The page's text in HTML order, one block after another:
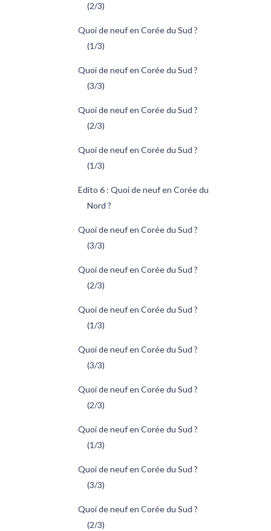
(2/3)
Quoi de neuf en Corée du Sud ?
(1/3)
Quoi de neuf en Corée du Sud ?
(3/3)
Quoi de neuf en Corée du Sud ?
(2/3)
Quoi de neuf en Corée du Sud ?
(1/3)
Edito 6 : Quoi de neuf en Corée du
Nord ?
Quoi de neuf en Corée du Sud ?
(3/3)
Quoi de neuf en Corée du Sud ?
(2/3)
Quoi de neuf en Corée du Sud ?
(1/3)
Quoi de neuf en Corée du Sud ?
(3/3)
Quoi de neuf en Corée du Sud ?
(2/3)
Quoi de neuf en Corée du Sud ?
(1/3)
Quoi de neuf en Corée du Sud ?
(3/3)
Quoi de neuf en Corée du Sud ?
(2/3)